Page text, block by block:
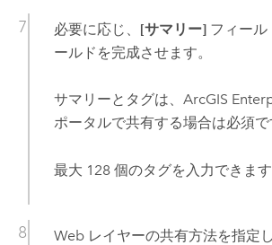
必要に応じ、 [サマリー]フィール
ールドを完成させます。
サマリーとタグは、 ArcGIS
ポータルで共有する場合は必須で
最大 128 個のタグを入力できます
Web レイヤーの共有方法を指定し